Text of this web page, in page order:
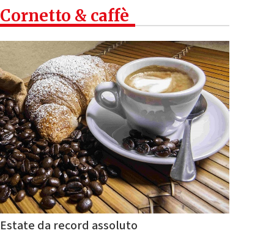
Cornetto & caffè
Estate da record assoluto